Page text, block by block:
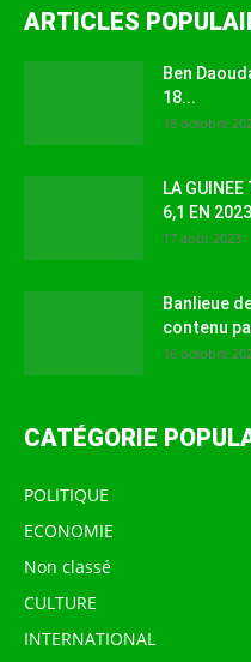
ARTICLES
Ben
18...
18 octobre
LA GUINEE
6,1 EN
17 août 2023
Banlieue
contenu
16 octobre
CATÉGORIE
POLITIQUE
ECONOMIE
Non classé
CULTURE
INTERNATIONAL